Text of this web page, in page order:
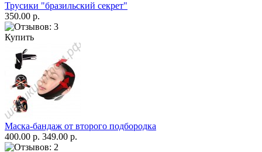
Трусики "бразильский секрет"
350.00 р.
Купить
Маска-бандаж от второго подбородка
400.00 р. 349.00 р.